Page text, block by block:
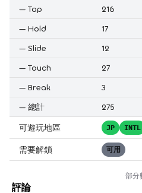
— Tap
216
— Hold
17
— Slide
12
— Touch
27
— Break
3
— 總計 275
可遊玩地區 JP INTL
需要解鎖 可用
部分
評論